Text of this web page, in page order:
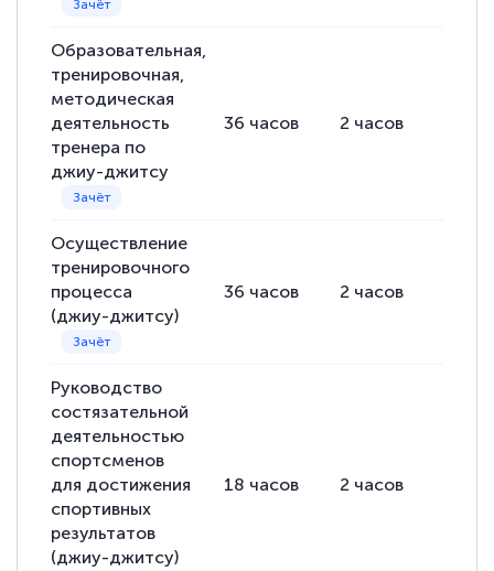
Образовательная,
тренировочная,
методическая
деятельность
тренера по
джиу-джитсу
36 часов 2 часов
Осуществление
тренировочного
процесса
(джиу-джитсу)
36 часов 2 часов
Руководство
состязательной
деятельностью
спортсменов
для достижения
спортивных
результатов
(джиу-джитсу)
18 часов 2 часов